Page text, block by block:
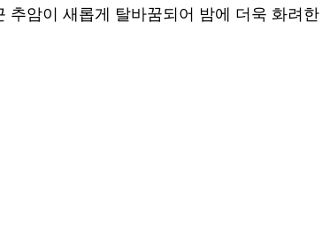
추암이 새롭게 탈바꿈되어 밤에 더욱 화려한